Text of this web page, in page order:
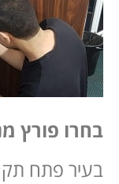
בחרו פורץ
בעיר פתח